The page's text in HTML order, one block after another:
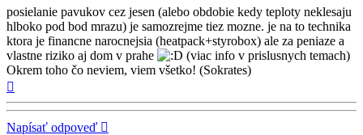
posielanie pavukov cez jesen (alebo obdobie kedy teploty neklesaju
hlboko pod bod mrazu) je samozrejme tiez mozne. je na to technika
ktora je financne narocnejsia (heatpack+styrobox) ale za peniaze a
vlastne riziko aj dom v prahe
(viac info v prislusnych temach)
Okrem toho čo neviem, viem všetko! (Sokrates)
Napísať odpoveď